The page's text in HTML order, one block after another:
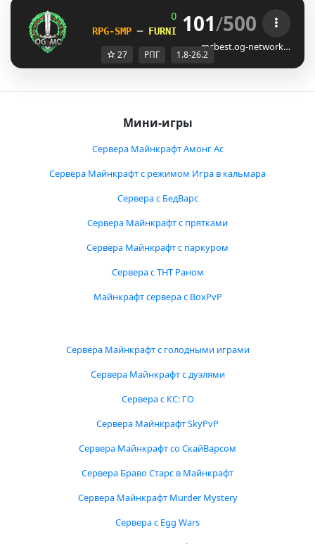
OG -Network | 1.8 - 26.2
RPG-SMP ─ FURNITURE SHOP
101/500
mcbest.og-network…
27 РПГ 1.8-26.2
Мини-игры
Сервера Майнкрафт Амонг Ас
Сервера Майнкрафт с режимом Игра в кальмара
Сервера с БедВарс
Сервера Майнкрафт с прятками
Сервера Майнкрафт с паркуром
Сервера с ТНТ Раном
Майнкрафт сервера с BoxPvP
Сервера Майнкрафт с голодными играми
Сервера Майнкрафт с дуэлями
Сервера с КС: ГО
Сервера Майнкрафт SkyPvP
Сервера Майнкрафт со СкайВарсом
Сервера Браво Старс в Майнкрафт
Сервера Майнкрафт Murder Mystery
Сервера с Egg Wars